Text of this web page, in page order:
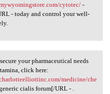
cytotec/-
- today and control your well-
secure your
your pharmaceutical needs
click here:
medicine/che
cialis forum[/URL - .